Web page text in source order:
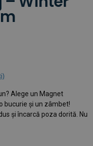
Alege un Magnet
bucurie și un zâmbet!
și încarcă poza dorită. Nu